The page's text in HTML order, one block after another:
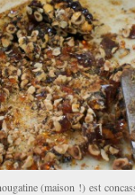
(maison !) est